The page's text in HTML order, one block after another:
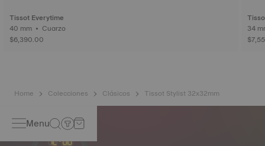
Tissot Everytime
40 mm • Cuarzo
$6,390.00
Home Colecciones Clásicos Tissot Stylist 32x32mm
Menu